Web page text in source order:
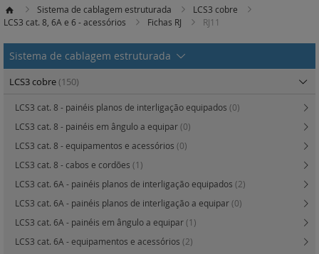
Sistema de cablagem estruturada
LCS3 cobre
LCS3 cat. 8, 6A e 6 - acessórios
Fichas RJ RJ11
Sistema de cablagem estruturada
LCS3 cobre(150)
LCS3 cat. 8 - painéis planos de interligação equipados (0)
LCS3 cat. 8 - painéis em ângulo a equipar(0)
LCS3 cat. 8 - equipamentos e acessórios (0)
LCS3 cat. 8 - cabos e cordões (1)
LCS3 cat. 6A - painéis planos de interligação equipados (2)
LCS3 cat. 6A - painéis planos de interligação a equipar(0)
LCS3 cat. 6A - painéis em ângulo a equipar(1)
LCS3 cat. 6A - equipamentos e acessórios (2)